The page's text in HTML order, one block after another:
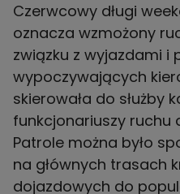
Czerwcowy długi
oznacza wzmożony
związku z wyjazdami i
wypoczywających
skierowała do służby
funkcjonariuszy ruchu
Patrole można było
na głównych trasach
dojazdowych do